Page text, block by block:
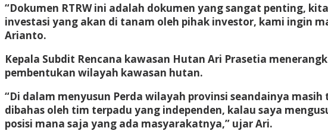
“Dokumen RTRW ini adalah dokumen yang sangat penting,
investasi yang akan di tanam oleh pihak investor, kami ingin
Arianto.
Kepala Subdit Rencana kawasan Hutan Ari Prasetia
pembentukan wilayah kawasan hutan.
“Di dalam menyusun Perda wilayah provinsi seandainya
dibahas oleh tim terpadu yang independen, kalau saya
posisi mana saja yang ada masyarakatnya,” ujar Ari.